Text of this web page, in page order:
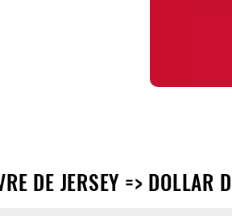
DE JERSEY =>